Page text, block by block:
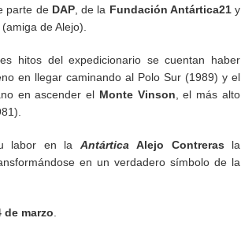
parte de DAP, de la Fundación Antártica21y
(amiga de Alejo).
hitos del expedicionario se cuentan haber
en llegar caminando al Polo Sur (1989) y el
en ascender el Monte Vinson, el más alto
labor en la Antártica Alejo Contreras la
en un verdadero símbolo de la
de marzo.